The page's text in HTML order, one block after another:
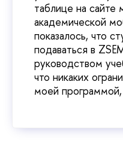
таблице на
академической
показалось, что
подаваться в
руководством
что никаких
моей программой,